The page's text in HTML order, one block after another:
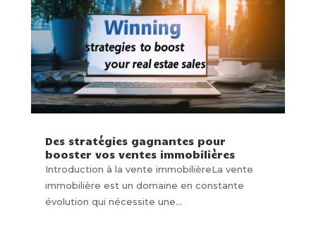
Des stratégies gagnantes pour
booster vos ventes immobilières
Introduction à la vente immobilièreLa vente
immobilière est un domaine en constante
évolution qui nécessite une...